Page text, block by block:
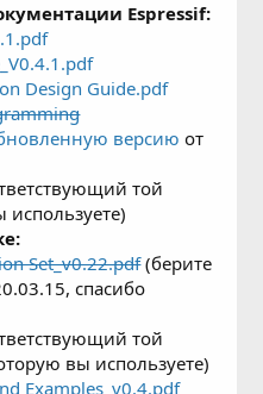
Espressif:
Design Guide.pdf
версию от
той
используете)​
Set_v0.22.pdf(берите
спасибо
той
вы используете)​
Examples_v0.4.pdf